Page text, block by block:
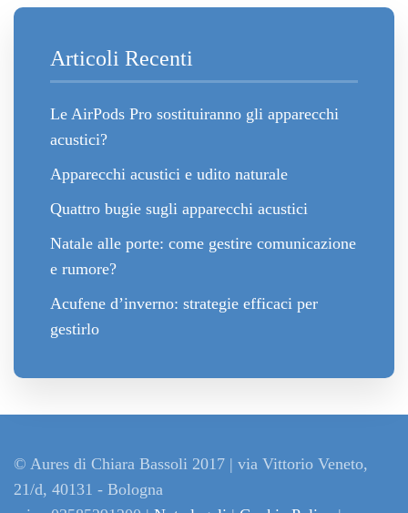
Articoli Recenti
Le AirPods Pro sostituiranno gli apparecchi
acustici?
Apparecchi acustici e udito naturale
Quattro bugie sugli apparecchi acustici
Natale alle porte: come gestire comunicazione
e rumore?
Acufene d’inverno: strategie efficaci per
gestirlo
© Aures di Chiara Bassoli 2017 | via Vittorio Veneto,
21/d, 40131 - Bologna